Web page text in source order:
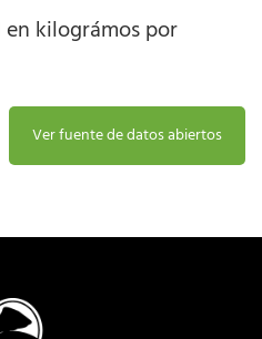
kilográmos por
Ver fuente de datos abiertos